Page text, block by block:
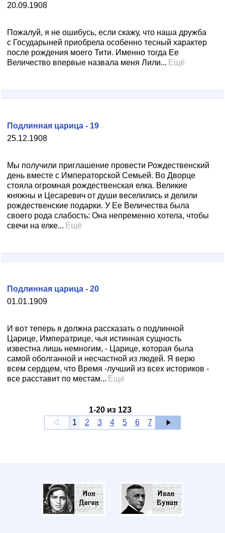
20.09.1908
Пожалуй, я не ошибусь, если скажу, что наша дружба
с Государыней приобрела особенно тесный характер
после рождения моего Тити. Именно тогда Ее
Величество впервые назвала меня Лили... Ещё
25.12.1908
Подлинная царица - 19
Мы получили приглашение провести Рождественский
день вместе с Императорской Семьей. Во Дворце
стояла огромная рождественская елка. Великие
княжны и Цесаревич от души веселились и делили
рождественские подарки. У Ее Величества была
своего рода слабость: Она непременно хотела, чтобы
свечи на елке... Ещё
01.01.1909
Подлинная царица - 20
И вот теперь я должна рассказать о подлинной
Царице, Императрице, чья истинная сущность
известна лишь немногим, - Царице, которая была
самой оболганной и несчастной из людей. Я верю
всем сердцем, что Время -лучший из всех историков -
все расставит по местам... Ещё
1-20из 123
1
2 3 4 5 6 7